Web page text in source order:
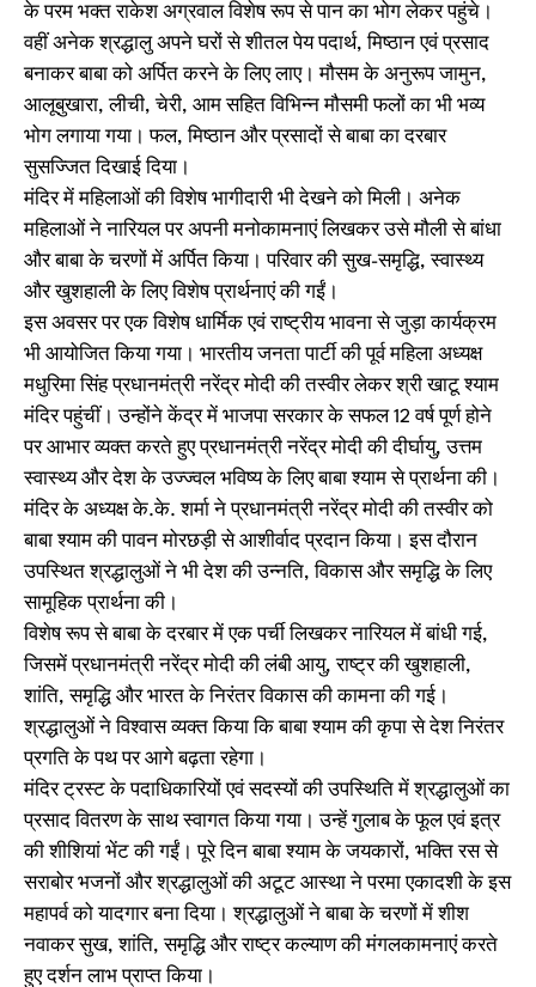
के परम भक्त राकेश अग्रवाल विशेष रूप से पान का भोग लेकर पहुंचे।
वहीं अनेक श्रद्धालु अपने घरों से शीतल पेय पदार्थ, मिष्ठान एवं प्रसाद
बनाकर बाबा को अर्पित करने के लिए लाए। मौसम के अनुरूप जामुन,
आलूबुखारा, लीची, चेरी, आम सहित विभिन्न मौसमी फलों का भी भव्य
भोग लगाया गया। फल, मिष्ठान और प्रसादों से बाबा का दरबार
सुसज्जित दिखाई दिया।
मंदिर में महिलाओं की विशेष भागीदारी भी देखने को मिली। अनेक
महिलाओं ने नारियल पर अपनी मनोकामनाएं लिखकर उसे मौली से बांधा
और बाबा के चरणों में अर्पित किया। परिवार की सुख-समृद्धि, स्वास्थ्य
और खुशहाली के लिए विशेष प्रार्थनाएं की गईं।
इस अवसर पर एक विशेष धार्मिक एवं राष्ट्रीय भावना से जुड़ा कार्यक्रम
भी आयोजित किया गया। भारतीय जनता पार्टी की पूर्व महिला अध्यक्ष
मधुरिमा सिंह प्रधानमंत्री नरेंद्र मोदी की तस्वीर लेकर श्री खाटू श्याम
मंदिर पहुंचीं। उन्होंने केंद्र में भाजपा सरकार के सफल 12 वर्ष पूर्ण होने
पर आभार व्यक्त करते हुए प्रधानमंत्री नरेंद्र मोदी की दीर्घायु, उत्तम
स्वास्थ्य और देश के उज्ज्वल भविष्य के लिए बाबा श्याम से प्रार्थना की।
मंदिर के अध्यक्ष के.के. शर्मा ने प्रधानमंत्री नरेंद्र मोदी की तस्वीर को
बाबा श्याम की पावन मोरछड़ी से आशीर्वाद प्रदान किया। इस दौरान
उपस्थित श्रद्धालुओं ने भी देश की उन्नति, विकास और समृद्धि के लिए
सामूहिक प्रार्थना की।
विशेष रूप से बाबा के दरबार में एक पर्ची लिखकर नारियल में बांधी गई,
जिसमें प्रधानमंत्री नरेंद्र मोदी की लंबी आयु, राष्ट्र की खुशहाली,
शांति, समृद्धि और भारत के निरंतर विकास की कामना की गई।
श्रद्धालुओं ने विश्वास व्यक्त किया कि बाबा श्याम की कृपा से देश निरंतर
प्रगति के पथ पर आगे बढ़ता रहेगा।
मंदिर ट्रस्ट के पदाधिकारियों एवं सदस्यों की उपस्थिति में श्रद्धालुओं का
प्रसाद वितरण के साथ स्वागत किया गया। उन्हें गुलाब के फूल एवं इत्र
की शीशियां भेंट की गईं। पूरे दिन बाबा श्याम के जयकारों, भक्ति रस से
सराबोर भजनों और श्रद्धालुओं की अटूट आस्था ने परमा एकादशी के इस
महापर्व को यादगार बना दिया। श्रद्धालुओं ने बाबा के चरणों में शीश
नवाकर सुख, शांति, समृद्धि और राष्ट्र कल्याण की मंगलकामनाएं करते
हुए दर्शन लाभ प्राप्त किया।